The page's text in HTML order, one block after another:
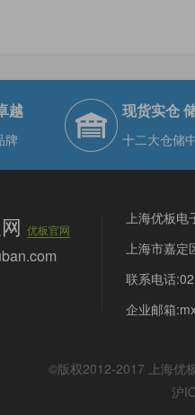
越
牌
现货实仓
十二大仓储
网优板官网
上海优板电
上海市嘉定
联系电话
企业邮箱
©版权2012-2017 上海优
沪